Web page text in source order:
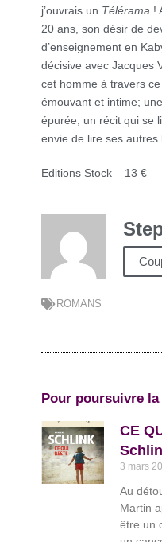
j’ouvrais un Télérama !
20 ans, son désir de
d’enseignement en
décisive avec Jacques
cet homme à travers
émouvant et intime;
épurée, un récit qui se
envie de lire ses autres
Editions Stock – 13 €
ROMANS
Pour poursuivre
CE
3 mars
Au
Martin
être un